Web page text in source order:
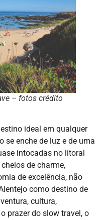
– fotos crédito
ideal em qualquer
se enche de luz e de uma
intocadas no litoral
de charme,
de excelência, não
como destino de
cultura,
prazer do slow travel, o